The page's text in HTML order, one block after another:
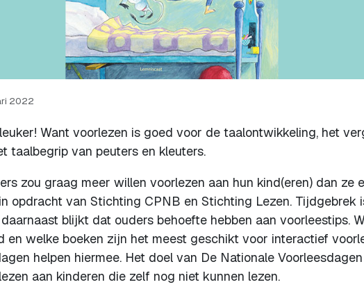
2022
Want voorlezen is goed voor de taalontwikkeling, het
taalbegrip van peuters en kleuters.
zou graag meer willen voorlezen aan hun kind(eren) dan ze
opdracht van Stichting CPNB en Stichting Lezen. Tijdgebrek
blijkt dat ouders behoefte hebben aan voorleestips.
en welke boeken zijn het meest geschikt voor interactief
helpen hiermee. Het doel van De Nationale
aan kinderen die zelf nog niet kunnen lezen.